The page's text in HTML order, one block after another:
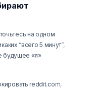
на одном
“всего 5 минут”,
будущее «я»
reddit.com,